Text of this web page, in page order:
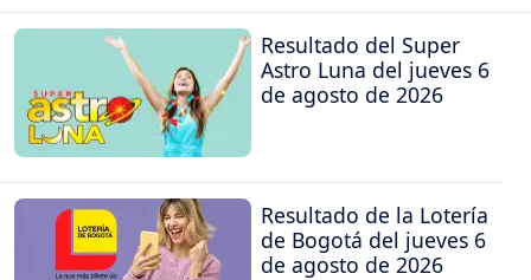
Resultado del Super
Astro Luna del jueves 6
de agosto de 2026
Resultado de la Lotería
de Bogotá del jueves 6
de agosto de 2026